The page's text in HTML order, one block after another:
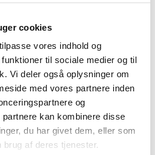
cookies
vores indhold og
til sociale medier og til
Vi deler også oplysninger om
med vores partnere inden
og
kan kombinere disse
du har givet dem, eller som
af deres tjenester.
cm, 42×59,4 cm, 50×70 cm